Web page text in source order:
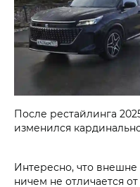
После рестайлинга
изменился
Интересно, что
ничем не отличается